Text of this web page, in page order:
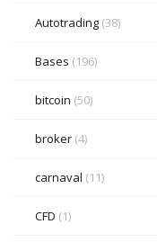
Autotrading (38)
Bases (196)
bitcoin (50)
broker (4)
carnaval (11)
CFD (1)